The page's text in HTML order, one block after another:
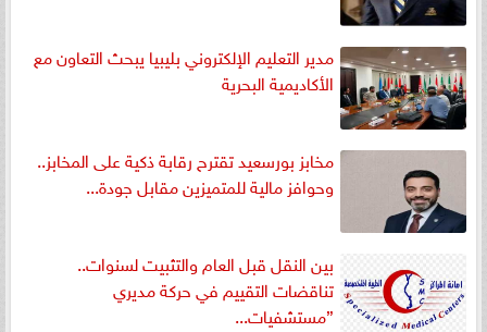
مدير التعليم الإلكتروني بليبيا يبحث التعاون مع
الأكاديمية البحرية
مخابز بورسعيد تقترح رقابة ذكية على المخابز..
وحوافز مالية للمتميزين مقابل جودة...
بين النقل قبل العام والتثبيت لسنوات..
تناقضات التقييم في حركة مديري
”مستشفيات...